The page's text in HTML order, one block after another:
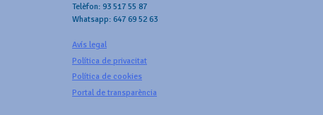
Telèfon: 93 517 55 87
Whatsapp: 647 69 52 63
Avís legal
Política de privacitat
Política de cookies
Portal de transparència